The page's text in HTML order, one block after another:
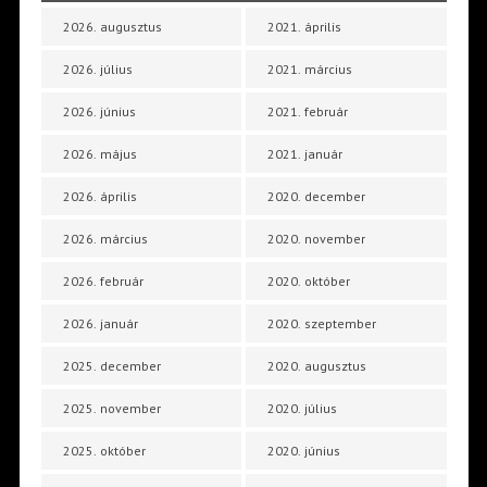
2026. augusztus
2026. július
2026. június
2026. május
2026. április
2026. március
2026. február
2026. január
2025. december
2025. november
2025. október
2021. április
2021. március
2021. február
2021. január
2020. december
2020. november
2020. október
2020. szeptember
2020. augusztus
2020. július
2020. június